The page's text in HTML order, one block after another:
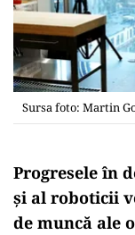
Sursa foto: Martin
Progresele în
și al roboticii
de muncă ale